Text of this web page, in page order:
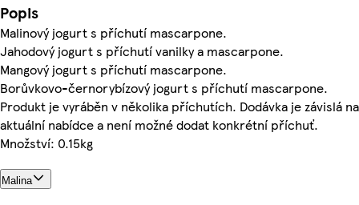
Popis
Malinový jogurt s příchutí mascarpone.
Jahodový jogurt s příchutí vanilky a mascarpone.
Mangový jogurt s příchutí mascarpone.
Borůvkovo-černorybízový jogurt s příchutí mascarpone.
Produkt je vyráběn v několika příchutích. Dodávka je závislá na
aktuální nabídce a není možné dodat konkrétní příchuť.
Množství: 0.15kg
Malina